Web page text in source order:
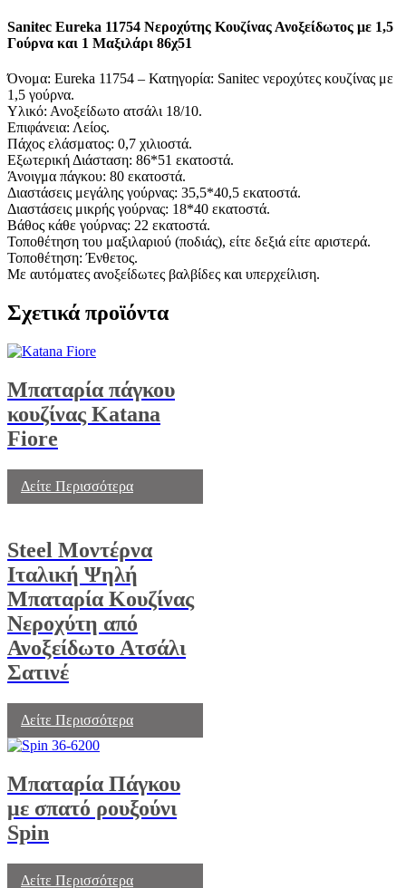
Sanitec Eureka 11754 Νεροχύτης Κουζίνας Ανοξείδωτος με 1,5
Γούρνα και 1 Μαξιλάρι 86χ51
Όνομα: Eureka 11754 – Κατηγορία: Sanitec νεροχύτες κουζίνας με
1,5 γούρνα.
Υλικό: Ανοξείδωτο ατσάλι 18/10.
Επιφάνεια: Λείος.
Πάχος ελάσματος: 0,7 χιλιοστά.
Εξωτερική Διάσταση: 86*51 εκατοστά.
Άνοιγμα πάγκου: 80 εκατοστά.
Διαστάσεις μεγάλης γούρνας: 35,5*40,5 εκατοστά.
Διαστάσεις μικρής γούρνας: 18*40 εκατοστά.
Βάθος κάθε γούρνας: 22 εκατοστά.
Τοποθέτηση του μαξιλαριού (ποδιάς), είτε δεξιά είτε αριστερά.
Τοποθέτηση: Ένθετος.
Με αυτόματες ανοξείδωτες βαλβίδες και υπερχείλιση.
Σχετικά προϊόντα
Μπαταρία πάγκου
κουζίνας Katana
Fiore
Δείτε Περισσότερα
Steel Μοντέρνα
Ιταλική Ψηλή
Μπαταρία Κουζίνας
Νεροχύτη από
Ανοξείδωτο Ατσάλι
Σατινέ
Δείτε Περισσότερα
Μπαταρία Πάγκου
με σπατό ρουξούνι
Spin
Δείτε Περισσότερα